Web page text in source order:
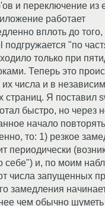
и переключение из
работает
вплоть до того,
подгружается "по
только при
Теперь это
числа и в
страниц. Я поставил
быстро, но через
начало
то: 1) резкое
периодически
себе") и, по моим
числа запущенных
замедления
чем обычно шуметь